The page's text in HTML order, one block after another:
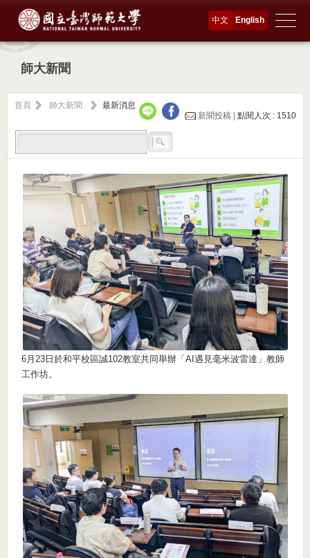
English
中文
師大新聞
首頁 師大新聞
最新消息
新聞投稿 |點閱人次 : 1510
6月23日於和平校區誠102教室共同舉辦「AI遇見毫米波雷達」教師
工作坊。